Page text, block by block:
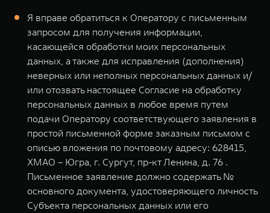
Я вправе обратиться к Оператору с письменным
запросом для получения информации,
касающейся обработки моих персональных
данных, а также для исправления (дополнения)
неверных или неполных персональных данных и/
или отозвать настоящее Согласие на обработку
персональных данных в любое время путем
подачи Оператору соответствующего заявления в
простой письменной форме заказным письмом с
описью вложения по почтовому адресу: 628415,
ХМАО – Югра, г. Сургут, пр-кт Ленина, д. 76 .
Письменное заявление должно содержать №
основного документа, удостоверяющего личность
Субъекта персональных данных или его